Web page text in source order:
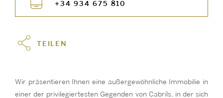
+34 934 675 810
TEILEN
Wir präsentieren Ihnen eine außergewöhnliche Immobilie in
einer der privilegiertesten Gegenden von Cabrils, in der sich